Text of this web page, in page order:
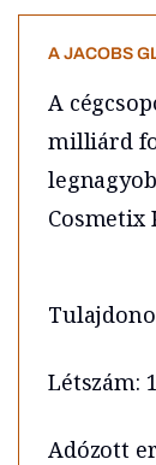
A JACOBS
A
milliárd
Cosmetix
Létszám:
Adózott